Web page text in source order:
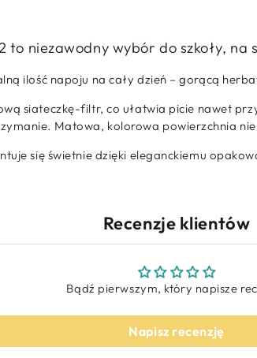
to niezawodny wybór do szkoły, na
ilość napoju na cały dzień – gorącą
siateczkę-filtr, co ułatwia picie nawet
Matowa, kolorowa powierzchnia
się świetnie dzięki eleganckiemu
Recenzje klientów
Bądź pierwszym, który napisze
Napisz recenzję